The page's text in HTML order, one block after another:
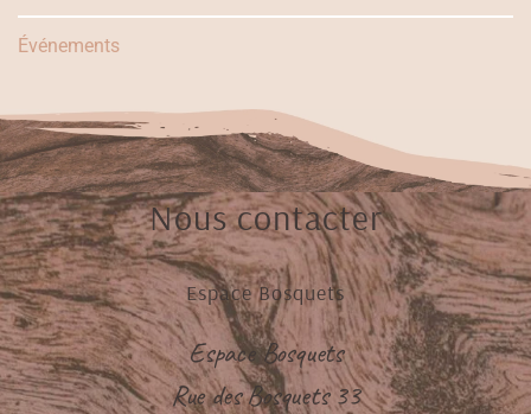
Événements
Nous contacter
Espace Bosquets
Espace Bosquets
Rue des Bosquets 33